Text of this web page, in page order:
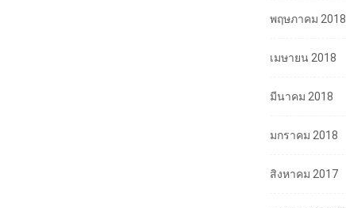
พฤษภาคม 2018
เมษายน 2018
มีนาคม 2018
มกราคม 2018
สิงหาคม 2017